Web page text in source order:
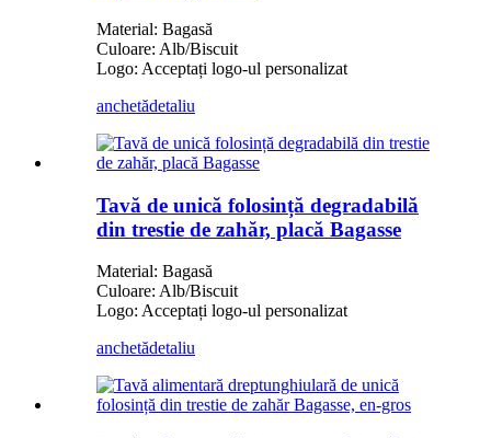
Material: Bagasă
Culoare: Alb/Biscuit
Logo: Acceptați logo-ul personalizat
anchetădetaliu
Tavă de unică folosință degradabilă
din trestie de zahăr, placă Bagasse
Material: Bagasă
Culoare: Alb/Biscuit
Logo: Acceptați logo-ul personalizat
anchetădetaliu